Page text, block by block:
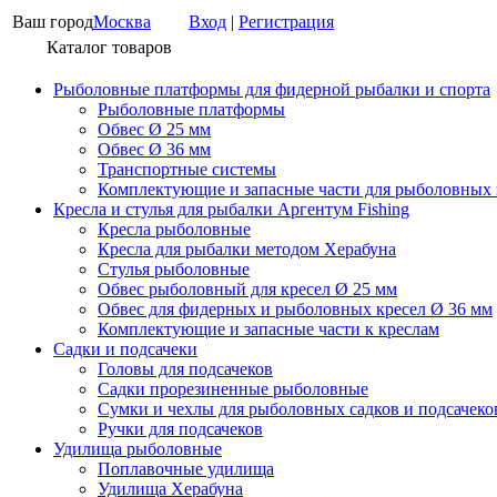
Ваш городМосква Вход | Регистрация
Каталог товаров
Рыболовные платформы для фидерной рыбалки и спорта
Рыболовные платформы
Обвес Ø 25 мм
Обвес Ø 36 мм
Транспортные системы
Комплектующие и запасные части для рыболовных
Кресла и стулья для рыбалки Аргентум Fishing
Кресла рыболовные
Кресла для рыбалки методом Херабуна
Стулья рыболовные
Обвес рыболовный для кресел Ø 25 мм
Обвес для фидерных и рыболовных кресел Ø 36 мм
Комплектующие и запасные части к креслам
Садки и подсачеки
Головы для подсачеков
Садки прорезиненные рыболовные
Сумки и чехлы для рыболовных садков и
Ручки для подсачеков
Удилища рыболовные
Поплавочные удилища
Удилища Херабуна